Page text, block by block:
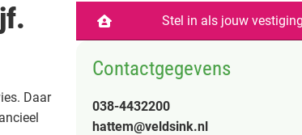
Daar
Stel in als jouw vestiging
Contactgegevens
038-4432200
hattem@veldsink.nl